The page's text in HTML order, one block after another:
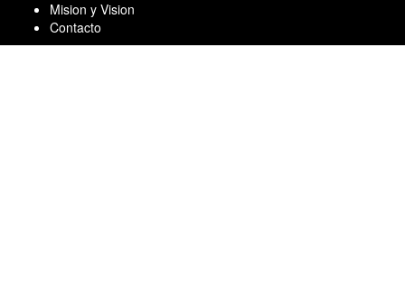
content
Mision y Vision
Contacto